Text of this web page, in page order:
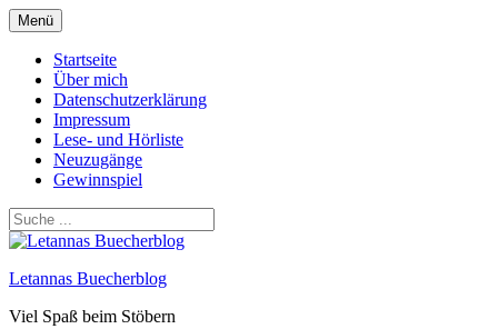
Zum
Inhalt
springen
Menü
Startseite
Über mich
Datenschutzerklärung
Impressum
Lese- und Hörliste
Neuzugänge
Gewinnspiel
Letannas Buecherblog
Viel Spaß beim Stöbern